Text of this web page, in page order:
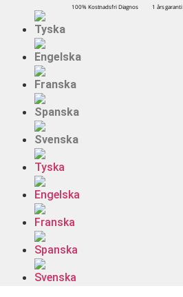
100% Kostnadsfri Diagnos 1 års garanti